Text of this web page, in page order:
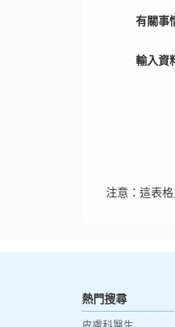
有關事
輸入資
注意：這表
熱門搜尋